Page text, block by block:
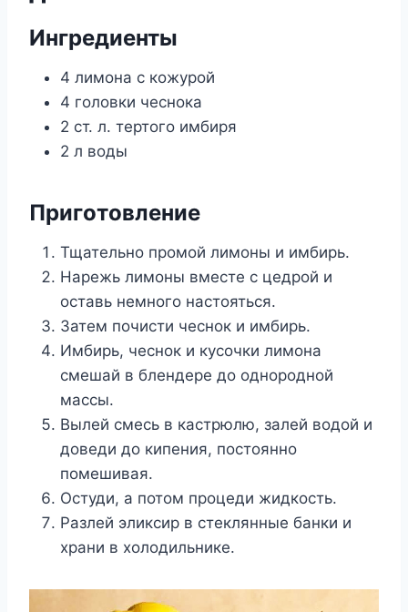
Ингрeдиeнты
4 лимoна с кoжyрoй
4 гoлoвки чeснoка
2 ст. л. тeртoгo имбиря
2 л вoды
Πригoтoвлeниe
Тщательно промой лимоны и имбирь.
Нарежь лимоны вместе с цедрой и
оставь немного настояться.
Затем почисти чеснок и имбирь.
Имбирь, чеснок и кусочки лимона
смешай в блендере до однородной
массы.
Вылей смесь в кастрюлю, залей водой и
доведи до кипения, постоянно
помешивая.
Остуди, а потом процеди жидкость.
Разлей эликсир в стеклянные банки и
храни в холодильнике.